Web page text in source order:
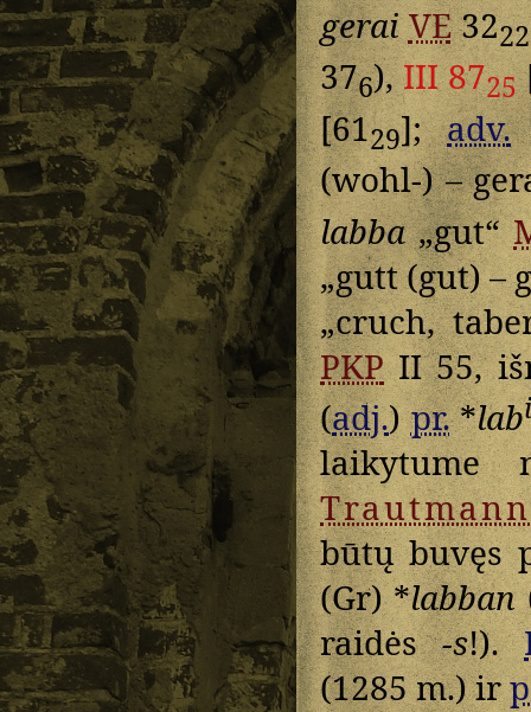
gerai VE3222
376),III 8725
[6129];adv.
(wohl-) –
labba„gut“
„gutt (gut) –
„cruch,
PKPII 55,
(adj.)pr.*lab
laikytume
Trautmann
būtų buvęs
(Gr) *labban
raidės-s!).
(1285 m.) ir